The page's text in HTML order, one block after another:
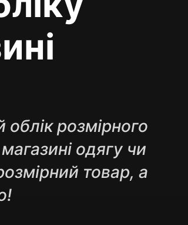
розмірного
одягу чи
товар, а